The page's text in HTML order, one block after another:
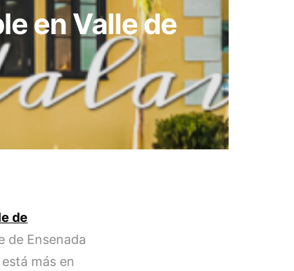
en Valle de
de
de Ensenada
más en